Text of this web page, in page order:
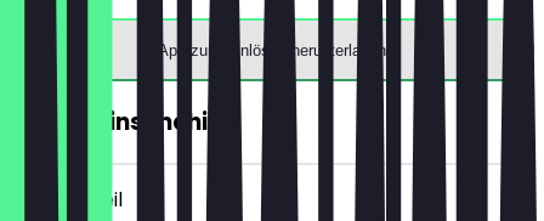
App zum Einlösen herunterladen
GRATIS Linsenchips
~3 € Vorteil